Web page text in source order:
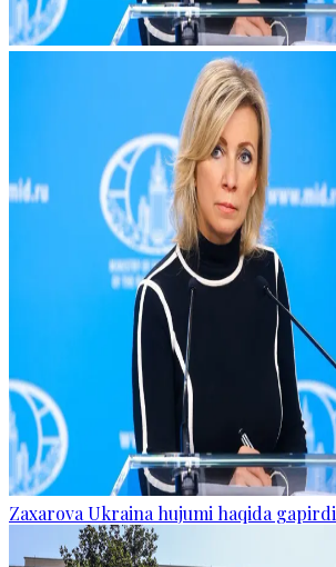
Zaxarova Ukraina hujumi haqida gapirdi